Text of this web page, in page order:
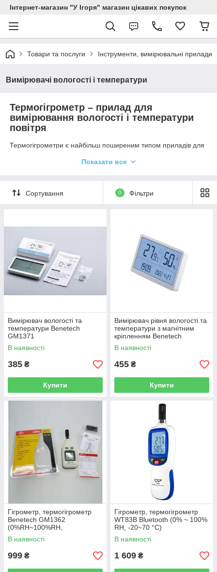
Інтернет-магазин "У Ігоря" магазин цікавих покупок
Товари та послуги Інструменти, вимірювальні прилади
Вимірювачі вологості і температури
Термогігрометр – прилад для
вимірювання вологості і температури
повітря
Термогігрометри є найбільш поширеним типом приладів для
пристрої відображають показники на
близько чотирьох секунд. Вони можуть використовуватися як
в побуті, так і на підприємствах для вирішення різних
Температура і вологість повітря відіграє ключову роль у
багатьох процесах. Вони також
важливі для комфортної
життєдіяльності
людей. Типові застосування приладу, який
визначає вологість повітря, включають в себе:
Контроль роботи систем кондиціонування, опалення
та вентиляції.
Підприємства харчової промисловості, у тому числі
Догляд за екзотичними рослинами і тваринами.
Склади зберігання продукції.
Фармацевтична промисловість.
Обслуговування оранжерей і теплиць.
Робота інкубаторів.
Контроль умов праці на підприємствах та
організаціях.
Показати все
Сортування 0 Фільтри
Вимірювач вологості та
температури Benetech
GM1371
В наявності
385 ₴
Купити
Вимірювач рівня вологості та
температури з магнітним
кріпленням Benetech
GM1372
В наявності
455 ₴
Купити
Гігрометр, термогігрометр
Benetech GM1362
(0%RH~100%RH,
-30°C~70°C)
В наявності
999 ₴
Гігрометр, термогігрометр
WT83B Bluetooth (0% ~ 100%
RH, -20~70 °C)
В наявності
1 609 ₴